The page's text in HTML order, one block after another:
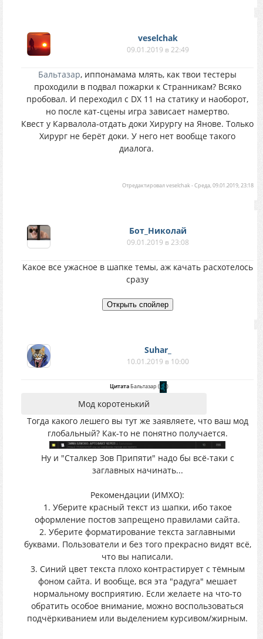
veselchak
09.01.2019 в 22:49
Бальтазар, иппонамама млять, как твои тестеры
проходили в подвал пожарки к Странникам? Всяко
пробовал. И переходил с DX 11 на статику и наоборот,
но после кат-сцены игра зависает намертво.
Квест у Карвалола-отдать доки Хирургу на Янове. Только
Хирург не берёт доки. У него нет вообще такого
диалога.
Отредактировалveselchak-Среда, 09.01.2019, 23:18
Бот_Николай
09.01.2019 в 23:08
Какое все ужасное в шапке темы, аж качать расхотелось
сразу
Suhar_
10.01.2019 в 10:00
ЦитатаБальтазар ( )
Мод коротенький
Тогда какого лешего вы тут же заявляете, что ваш мод
глобальный? Как-то не понятно получается.
Ну и "Сталкер Зов Припяти" надо бы всё-таки с
заглавных начинать...
Рекомендации (ИМХО):
1. Уберите красный текст из шапки, ибо такое
оформление постов запрещено правилами сайта.
2. Уберите форматирование текста заглавными
буквами. Пользователи и без того прекрасно видят всё,
что вы написали.
3. Синий цвет текста плохо контрастирует с тёмным
фоном сайта. И вообще, вся эта "радуга" мешает
нормальному восприятию. Если желаете на что-то
обратить особое внимание, можно воспользоваться
подчёркиванием или выделением курсивом/жирным.